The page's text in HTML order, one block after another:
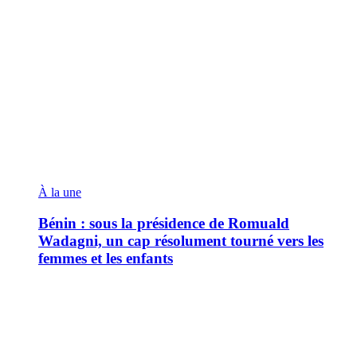
À la une
Bénin : sous la présidence de Romuald
Wadagni, un cap résolument tourné vers les
femmes et les enfants